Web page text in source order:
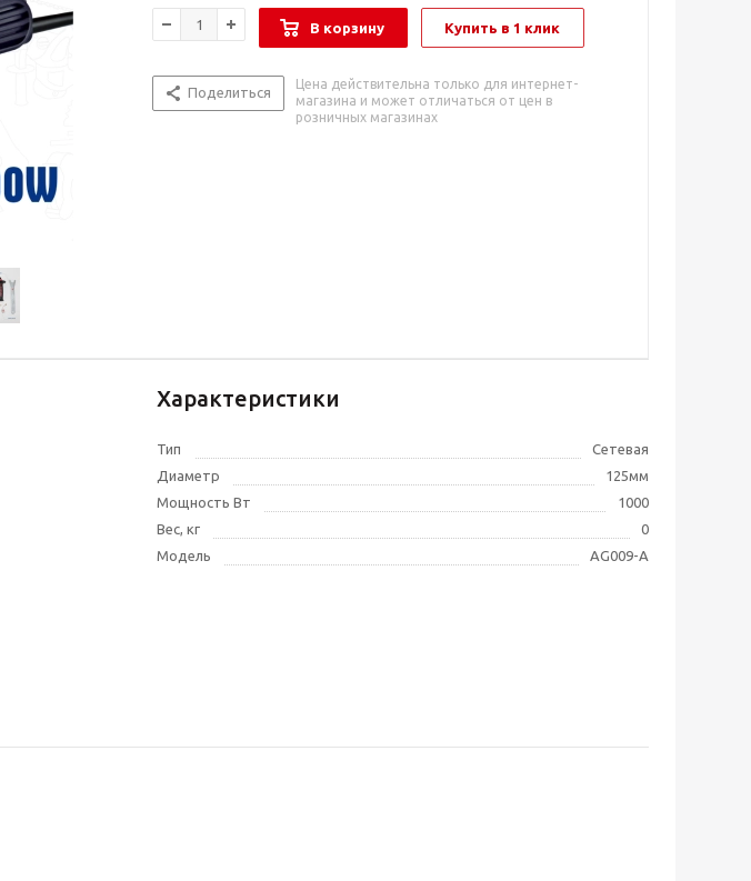
В корзину Купить в 1 клик
Поделиться
Цена действительна только для интернет-
магазина и может отличаться от цен в
розничных магазинах
Характеристики
Тип
Сетевая
Диаметр
125мм
Мощность Вт
1000
Вес, кг
0
Модель
AG009-A